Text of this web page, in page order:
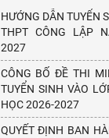
HƯỚNG DẪN TUYỂN
THPT CÔNG LẬP
2027
CÔNG BỐ ĐỀ THI
TUYỂN SINH VÀO
HỌC 2026-2027
QUYẾT ĐỊNH BAN